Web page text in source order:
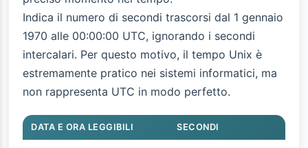
Indica il numero di secondi trascorsi dal 1 gennaio
1970 alle 00:00:00 UTC, ignorando i secondi
intercalari. Per questo motivo, il tempo Unix è
estremamente pratico nei sistemi informatici, ma
non rappresenta UTC in modo perfetto.
DATA E ORA LEGGIBILI SECONDI